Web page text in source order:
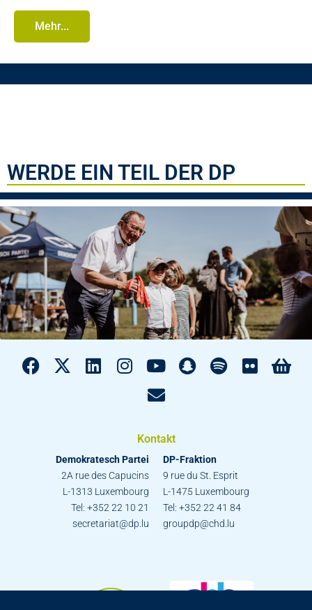
Mehr...
WERDE EIN TEIL DER DP
Kontakt
Demokratesch Partei
2A rue des Capucins
L-1313 Luxembourg
Tel: +352 22 10 21
secretariat@dp.lu
DP-Fraktion
9 rue du St. Esprit
L-1475 Luxembourg
Tel: +352 22 41 84
groupdp@chd.lu